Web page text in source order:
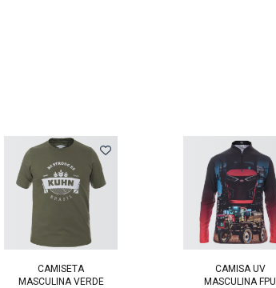
CAMISETA
MASCULINA VERDE
CAMISA UV
MASCULINA FPU